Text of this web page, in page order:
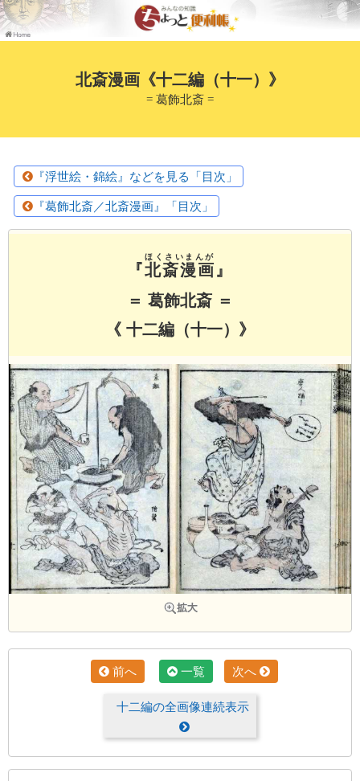
北斎漫画《十二編（十一）》
= 葛飾北斎 =
『浮世絵・錦絵』などを見る「目次」
『葛飾北斎／北斎漫画』「目次」
『北斎漫画
ほくさいまんが
』
＝ 葛飾北斎 ＝
《 十二編（十一）》
前へ 一覧 次へ
十二編の全画像連続表示